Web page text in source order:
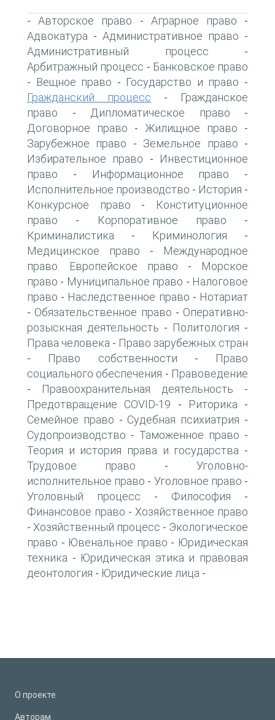
-Авторское право - Аграрное право -
Адвокатура - Административное право -
Административный процесс -
Арбитражный процесс - Банковское право
- Вещное право - Государство и право -
Гражданский процесс -
Гражданское
право - Дипломатическое право -
Договорное право - Жилищное право -
Зарубежное право - Земельное право -
Избирательное право -
Инвестиционное
право - Информационное право -
Исполнительное производство - История -
Конкурсное право -
Конституционное
право - Корпоративное право -
Криминалистика - Криминология -
Медицинское право -
Международное
право. Европейское право -
Морское
право - Муниципальное право - Налоговое
право - Наследственное право - Нотариат
- Обязательственное право - Оперативно-
розыскная деятельность - Политология -
Права человека - Право зарубежных стран
- Право собственности -
Право
социального обеспечения - Правоведение
- Правоохранительная деятельность -
Предотвращение COVID-19 - Риторика -
Семейное право - Судебная психиатрия -
Судопроизводство - Таможенное право -
Теория и история права и государства -
Трудовое право -Уголовно-
исполнительное право - Уголовное право -
Уголовный процесс - Философия -
Финансовое право - Хозяйственное право
- Хозяйственный процесс - Экологическое
право - Ювенальное право - Юридическая
техника - Юридическая этика и правовая
деонтология - Юридические лица -
О проекте
Авторам